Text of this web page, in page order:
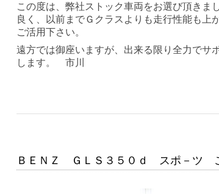
この度は、弊社ストック車両をお選び頂きま
良く、以前までＧクラスよりも走行性能も上
ご活用下さい。
遠方では御座いますが、出来る限り全力でサ
します。 市川
ＢＥＮＺ ＧＬＳ３５０ｄ スポ－ツ